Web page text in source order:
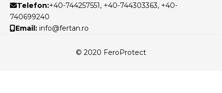
Telefon:+40-744257551, +40-744303363, +40-
740699240
Email: info@fertan.ro
© 2020 FeroProtect